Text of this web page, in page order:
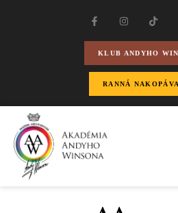
KLUB ANDYHO
RANNÁ